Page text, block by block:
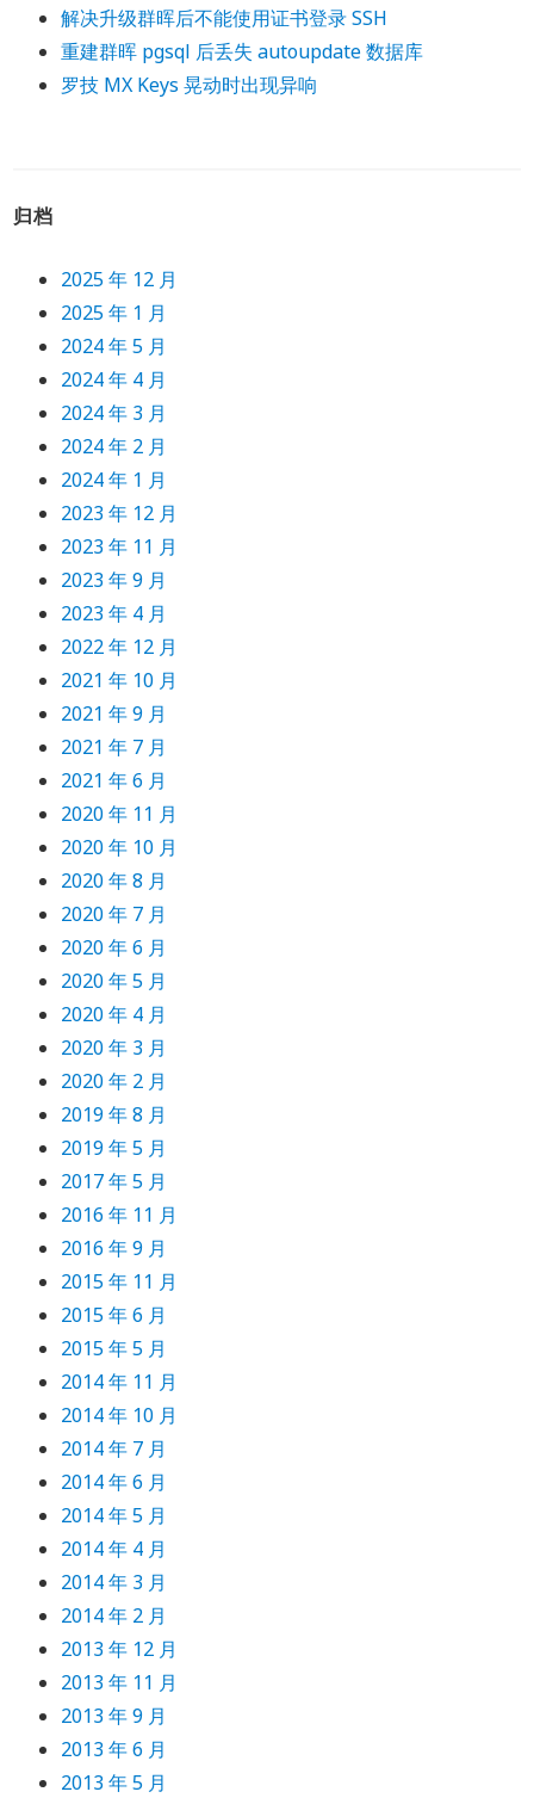
解决升级群晖后不能使用证书登录 SSH
重建群晖 pgsql 后丢失 autoupdate 数据库
罗技 MX Keys 晃动时出现异响
归档
2025 年 12 月
2025 年 1 月
2024 年 5 月
2024 年 4 月
2024 年 3 月
2024 年 2 月
2024 年 1 月
2023 年 12 月
2023 年 11 月
2023 年 9 月
2023 年 4 月
2022 年 12 月
2021 年 10 月
2021 年 9 月
2021 年 7 月
2021 年 6 月
2020 年 11 月
2020 年 10 月
2020 年 8 月
2020 年 7 月
2020 年 6 月
2020 年 5 月
2020 年 4 月
2020 年 3 月
2020 年 2 月
2019 年 8 月
2019 年 5 月
2017 年 5 月
2016 年 11 月
2016 年 9 月
2015 年 11 月
2015 年 6 月
2015 年 5 月
2014 年 11 月
2014 年 10 月
2014 年 7 月
2014 年 6 月
2014 年 5 月
2014 年 4 月
2014 年 3 月
2014 年 2 月
2013 年 12 月
2013 年 11 月
2013 年 9 月
2013 年 6 月
2013 年 5 月